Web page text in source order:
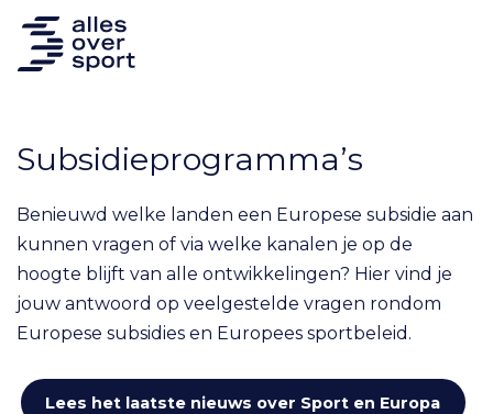
Subsidieprogramma’s
Benieuwd welke landen een Europese subsidie aan
kunnen vragen of via welke kanalen je op de
hoogte blijft van alle ontwikkelingen? Hier vind je
jouw antwoord op veelgestelde vragen rondom
Europese subsidies en Europees sportbeleid.
Lees het laatste nieuws over Sport en Europa